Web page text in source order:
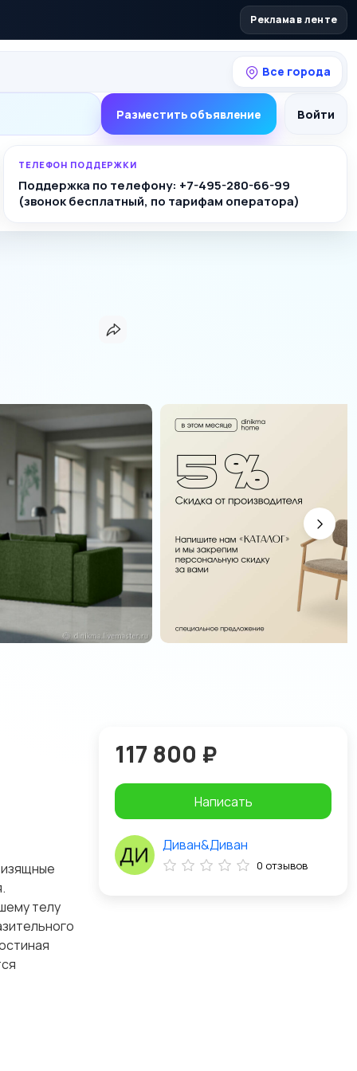
Реклама в ленте
Все города
Разместить объявление Войти
ТЕЛЕФОН ПОДДЕРЖКИ
Поддержка по телефону: +7-495-280-66-99
(звонок бесплатный, по тарифам оператора)
телу
117 800 ₽
Написать
Диван&Диван
0 отзывов